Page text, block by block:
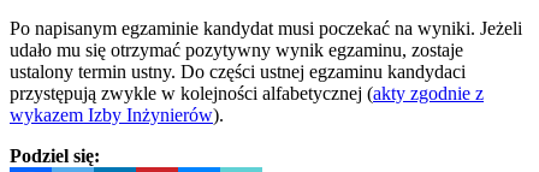
Po napisanym egzaminie kandydat musi poczekać na wyniki. Jeżeli
udało mu się otrzymać pozytywny wynik egzaminu, zostaje
ustalony termin ustny. Do części ustnej egzaminu kandydaci
przystępują zwykle w kolejności alfabetycznej (akty zgodnie z
wykazem Izby Inżynierów).
Podziel się: